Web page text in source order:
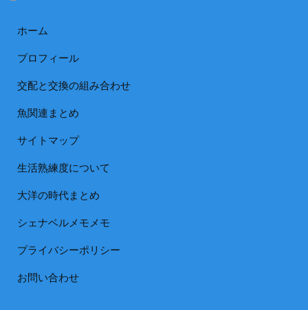
ホーム
プロフィール
交配と交換の組み合わせ
魚関連まとめ
サイトマップ
生活熟練度について
大洋の時代まとめ
シェナベルメモメモ
プライバシーポリシー
お問い合わせ